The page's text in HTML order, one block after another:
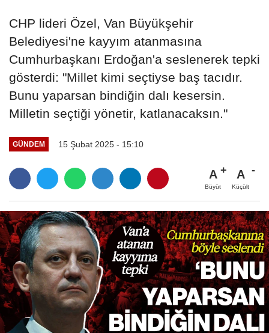
CHP lideri Özel, Van Büyükşehir
Belediyesi'ne kayyım atanmasına
Cumhurbaşkanı Erdoğan'a seslenerek tepki
gösterdi: "Millet kimi seçtiyse baş tacıdır.
Bunu yaparsan bindiğin dalı kesersin.
Milletin seçtiği yönetir, katlanacaksın."
GÜNDEM 15 Şubat 2025 - 15:10
A
Büyüt
A
Küçült